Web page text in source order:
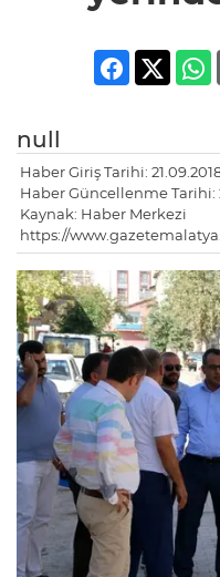
null
Haber Giriş Tarihi:
Haber Güncellenme Tarihi:
Kaynak: Haber Merkezi
https://